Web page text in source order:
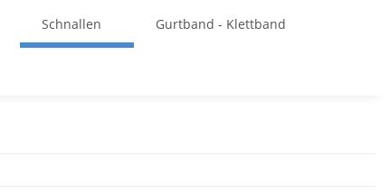
Schnallen Gurtband - Klettband